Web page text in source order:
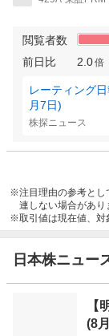
閲覧者数
前日比
2.0倍
レーティング
月7日)
株探ニュース
注目理由の参考と
連しない場合があり
取引値は現在値、対
日本株ニュー
【
(8